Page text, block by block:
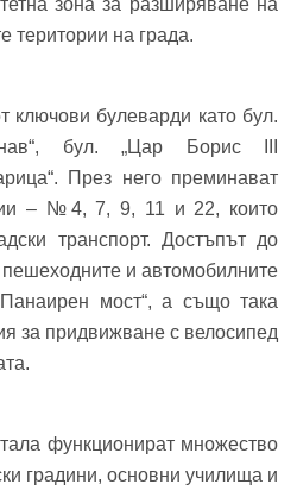
зона за разширяване на
територии на града.
ключови булеварди като бул.
бул. „Цар Борис III
През него преминават
– №4, 7, 9, 11 и 22, които
транспорт. Достъпът до
и автомобилните
мост“, а също така
за придвижване с велосипед
функционират множество
градини, основни училища и